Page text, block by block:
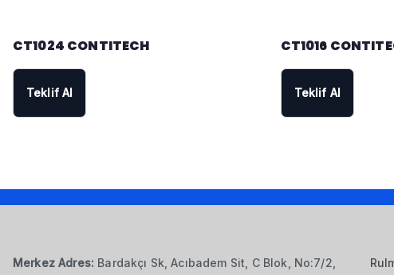
CT1024 CONTITECH
Teklif Al
CT1016
Teklif Al
Merkez Adres: Bardakçı Sk, Acıbadem Sit, C Blok, No:7/2,